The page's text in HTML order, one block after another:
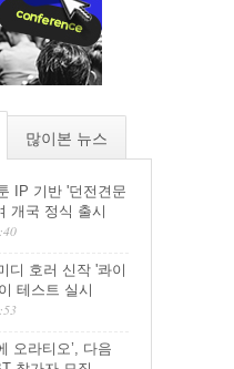
많이본 뉴스
IP 기반 '던전견문
개국 정식 출시
디 호러 신작 '콰이
테스트 실시
오라티오’, 다음